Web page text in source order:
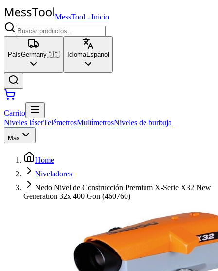
MessTool - Inicio
PaísGermany🇩🇪 IdiomaEspanol
Carrito
Niveles láserTelémetrosMultímetrosNiveles de burbuja
Más
Home
Niveladores
Nedo Nivel de Construcción Premium X-Serie X32 New
Generation 32x 400 Gon (460760)